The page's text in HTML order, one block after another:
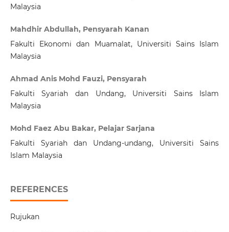
Malaysia
Mahdhir Abdullah, Pensyarah Kanan
Fakulti Ekonomi dan Muamalat, Universiti Sains Islam
Malaysia
Ahmad Anis Mohd Fauzi, Pensyarah
Fakulti Syariah dan Undang, Universiti Sains Islam
Malaysia
Mohd Faez Abu Bakar, Pelajar Sarjana
Fakulti Syariah dan Undang-undang, Universiti Sains
Islam Malaysia
REFERENCES
Rujukan